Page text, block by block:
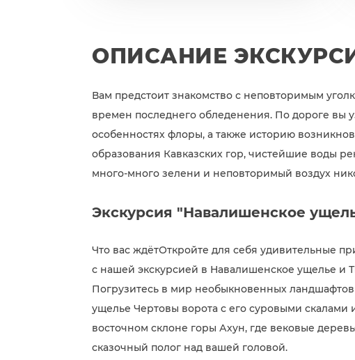
ОПИСАНИЕ
Вам предстоит знакомство с неповторимым
времен последнего обледенения. По дороге вы
особенностях флоры, а также историю
образования Кавказских гор, чистейшие воды
много-много зелени и неповторимый воздух
Экскурсия "Навалишенское
Что вас ждётОткройте для себя удивительные
с нашей экскурсией в Навалишенское ущелье и
Погрузитесь в мир необыкновенных
ущелье Чертовы ворота с его суровыми
восточном склоне горы Ахун, где вековые
сказочный полог над вашей головой.